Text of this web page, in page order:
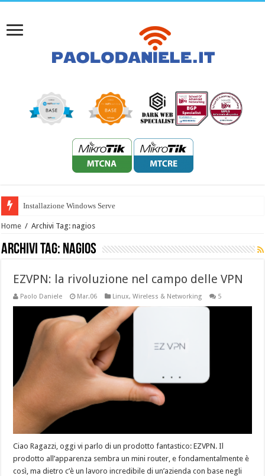
Installazione Windows Server 2022 H
Home / Archivi Tag: nagios
Archivi Tag: nagios
EZVPN: la rivoluzione nel campo delle VPN
Paolo Daniele Mar.06 Linux,Wireless & Networking 5
Ciao Ragazzi, oggi vi parlo di un prodotto fantastico: EZVPN. Il
prodotto all’apparenza sembra un mini router, e fondamentalmente è
così, ma dietro c’è un lavoro incredibile di un’azienda con base negli